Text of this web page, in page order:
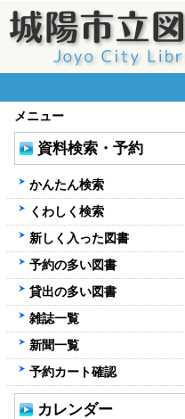
メニュー
資料検索・予約
かんたん検索
くわしく検索
新しく入った図書
予約の多い図書
貸出の多い図書
雑誌一覧
新聞一覧
予約カート確認
カレンダー